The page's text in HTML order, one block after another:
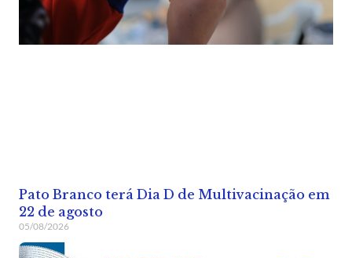
Pato Branco terá Dia D de Multivacinação em
22 de agosto
05/08/2026